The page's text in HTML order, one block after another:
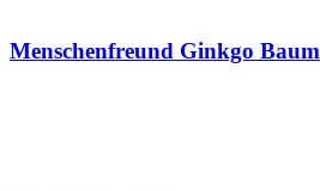
Menschenfreund Ginkgo Baum